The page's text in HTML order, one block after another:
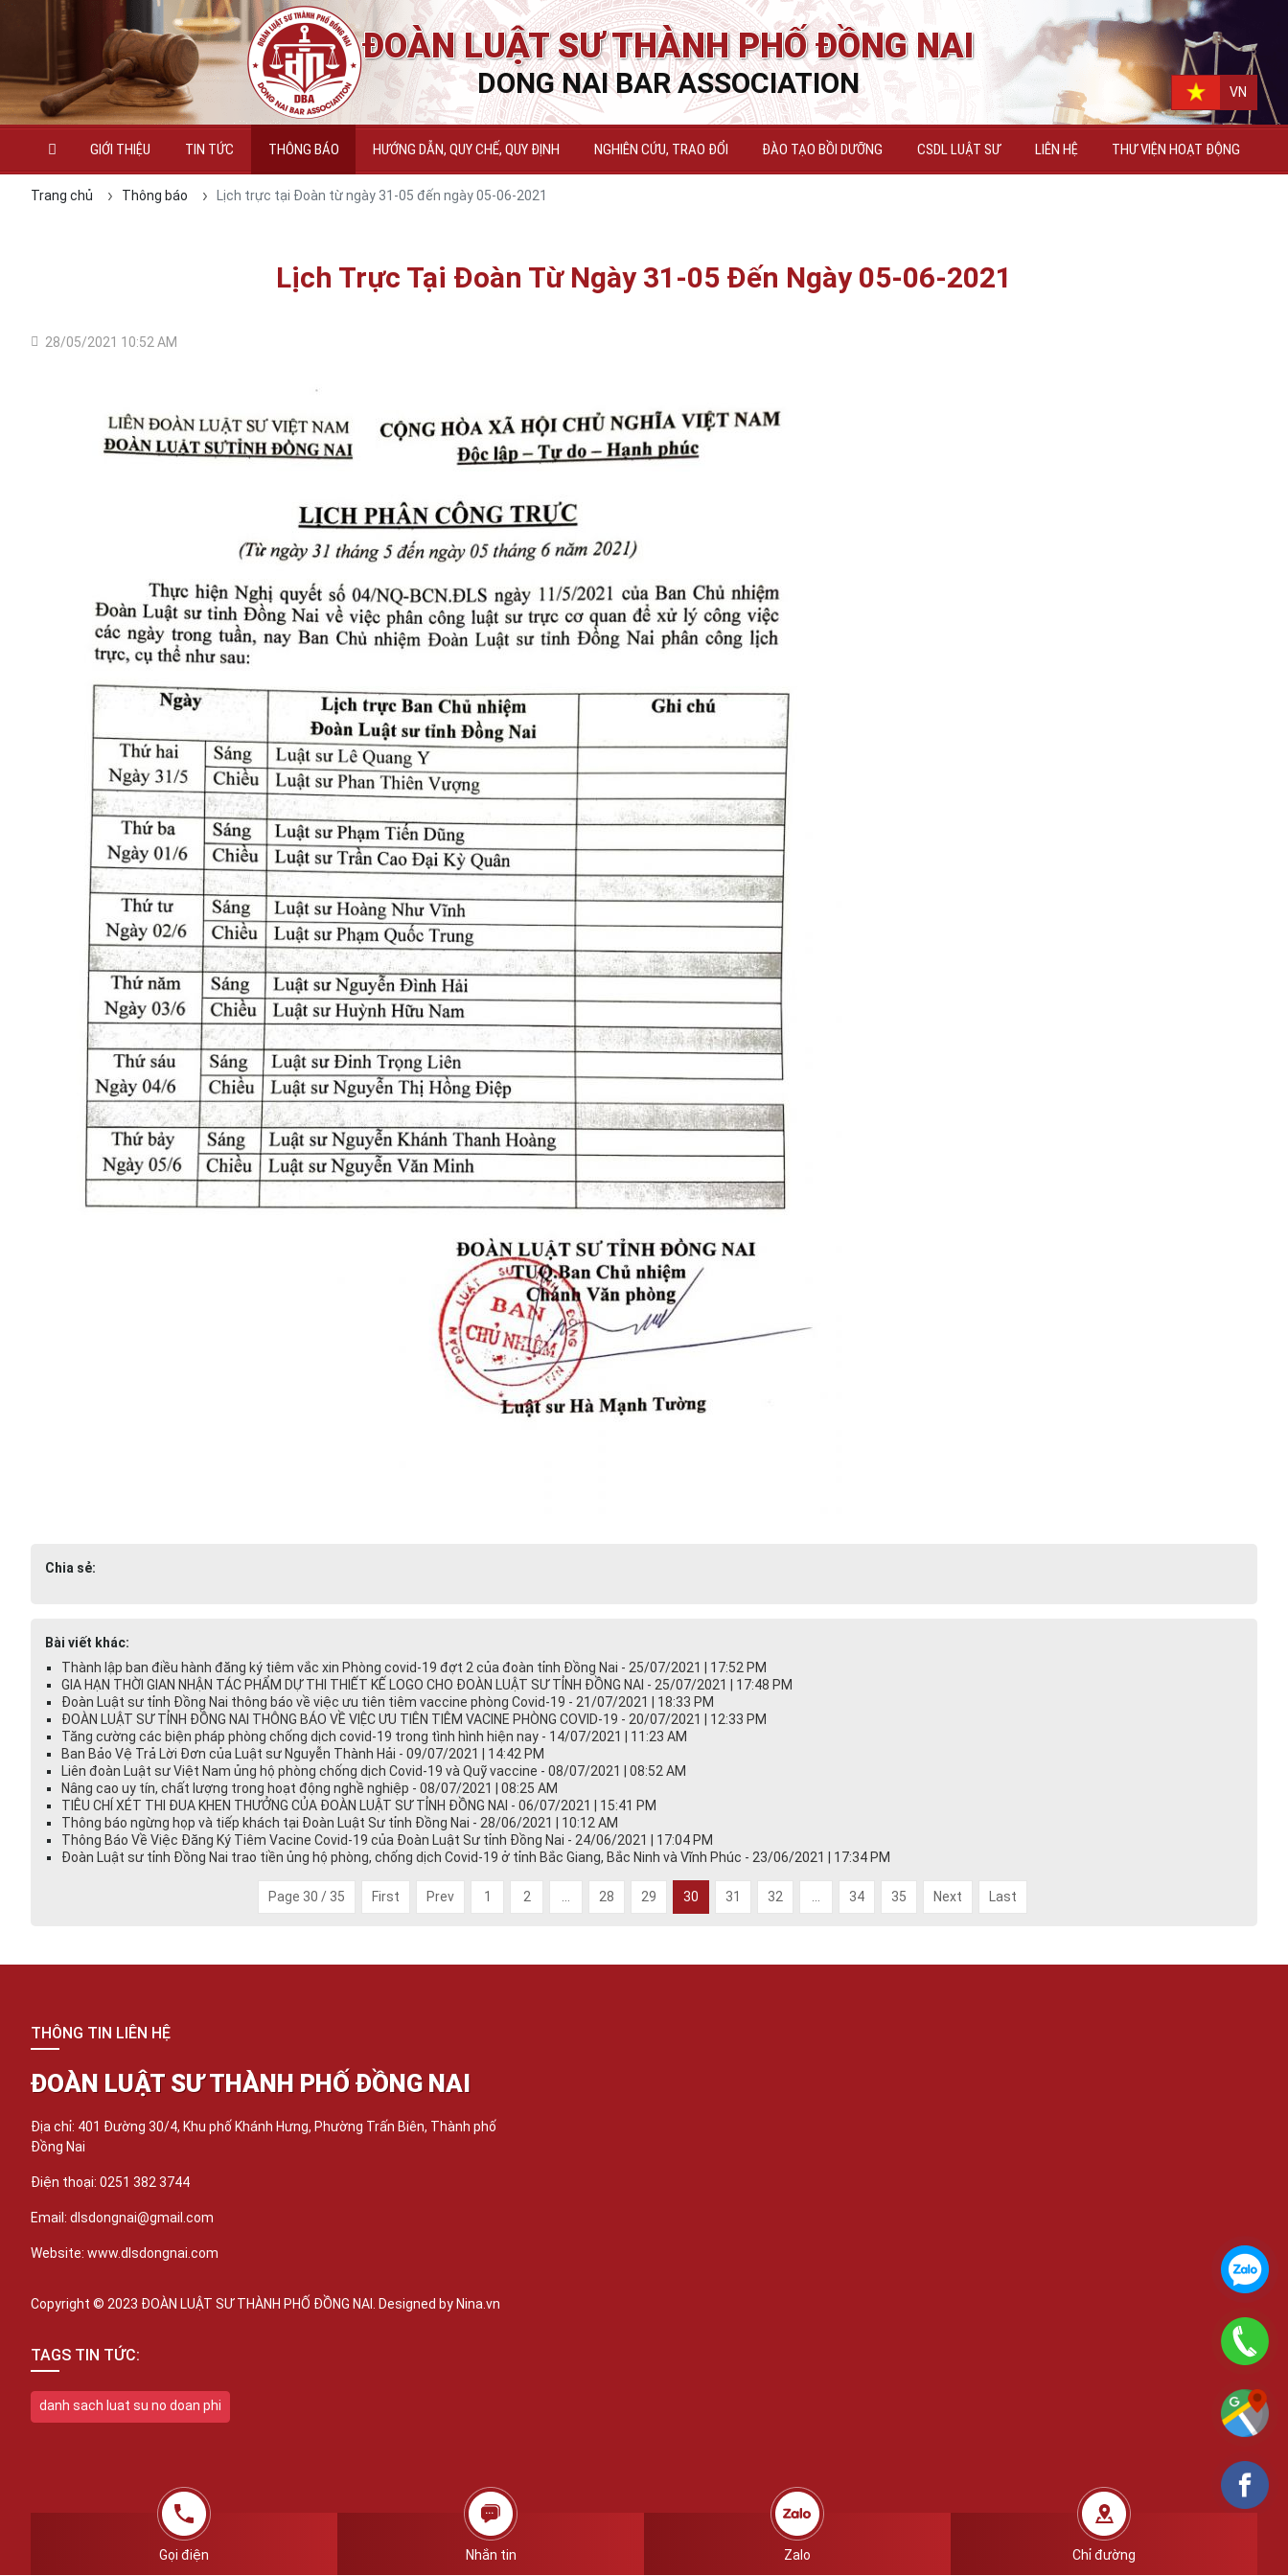
ĐOÀN LUẬT SƯ THÀNH PHỐ ĐỒNG NAI
DONG NAI BAR ASSOCIATION VN
GIỚI THIỆU TIN TỨC THÔNG BÁO HƯỚNG DẪN, QUY CHẾ, QUY ĐỊNH NGHIÊN CỨU, TRAO ĐỔI ĐÀO TẠO BỒI DƯỠNG CSDL LUẬT SƯ LIÊN HỆ THƯ VIỆN HOẠT ĐỘNG
Trang chủ Thông báo Lịch trực tại Đoàn từ ngày 31-05 đến ngày 05-06-2021
Lịch Trực Tại Đoàn Từ Ngày 31-05 Đến Ngày 05-06-2021
28/05/2021 10:52 AM
Chia sẻ:
Bài viết khác:
Thành lập ban điều hành đăng ký tiêm vắc xin Phòng covid-19 đợt 2 của đoàn tỉnh Đồng Nai - 25/07/2021 | 17:52 PM
GIA HẠN THỜI GIAN NHẬN TÁC PHẨM DỰ THI THIẾT KẾ LOGO CHO ĐOÀN LUẬT SƯ TỈNH ĐỒNG NAI - 25/07/2021 | 17:48 PM
Đoàn Luật sư tỉnh Đồng Nai thông báo về việc ưu tiên tiêm vaccine phòng Covid-19 - 21/07/2021 | 18:33 PM
ĐOÀN LUẬT SƯ TỈNH ĐỒNG NAI THÔNG BÁO VỀ VIỆC ƯU TIÊN TIÊM VACINE PHÒNG COVID-19 - 20/07/2021 | 12:33 PM
Tăng cường các biện pháp phòng chống dịch covid-19 trong tình hình hiện nay - 14/07/2021 | 11:23 AM
Ban Bảo Vệ Trả Lời Đơn của Luật sư Nguyễn Thành Hải - 09/07/2021 | 14:42 PM
Liên đoàn Luật sư Việt Nam ủng hộ phòng chống dịch Covid-19 và Quỹ vaccine - 08/07/2021 | 08:52 AM
Nâng cao uy tín, chất lượng trong hoạt động nghề nghiệp - 08/07/2021 | 08:25 AM
​​​​​​​​TIÊU CHÍ XÉT THI ĐUA KHEN THƯỞNG CỦA ĐOÀN LUẬT SƯ TỈNH ĐỒNG NAI - 06/07/2021 | 15:41 PM
Thông báo ngừng họp và tiếp khách tại Đoàn Luật Sư tỉnh Đồng Nai - 28/06/2021 | 10:12 AM
Thông Báo Về Việc Đăng Ký Tiêm Vacine Covid-19 của Đoàn Luật Sư tỉnh Đồng Nai - 24/06/2021 | 17:04 PM
Đoàn Luật sư tỉnh Đồng Nai trao tiền ủng hộ phòng, chống dịch Covid-19 ở tỉnh Bắc Giang, Bắc Ninh và Vĩnh Phúc - 23/06/2021 | 17:34 PM
Page 30 / 35 First Prev 1 2 28 29 30 31 32 34 35 Next Last
THÔNG TIN LIÊN HỆ
ĐOÀN LUẬT SƯ THÀNH PHỐ ĐỒNG NAI
Địa chỉ: 401 Đường 30/4, Khu phố Khánh Hưng, Phường Trấn Biên, Thành phố
Đồng Nai
Điện thoại: 0251 382 3744
Email: dlsdongnai@gmail.com
Website: www.dlsdongnai.com
Copyright © 2023 ĐOÀN LUẬT SƯ THÀNH PHỐ ĐỒNG NAI. Designed by Nina.vn
TAGS TIN TỨC:
danh sach luat su no doan phi
Gọi điện Nhắn tin Zalo Chỉ đường